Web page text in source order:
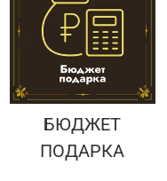
работнику
БЮДЖЕТ
ПОДАРКА